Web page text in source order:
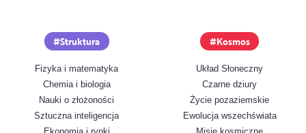
Struktura
Fizyka i matematyka
Chemia i biologia
Nauki o złożoności
Sztuczna inteligencja
Kosmos
Układ Słoneczny
Czarne dziury
Życie pozaziemskie
Ewolucja wszechświata